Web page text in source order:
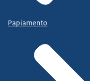
Papiamento